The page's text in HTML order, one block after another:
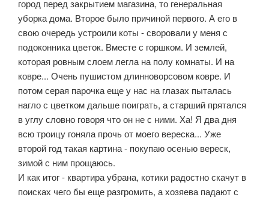
город перед закрытием магазина, то генеральная
уборка дома. Второе было причиной первого. А его в
свою очередь устроили коты - своровали у меня с
подоконника цветок. Вместе с горшком. И землей,
которая ровным слоем легла на полу комнаты. И на
ковре... Очень пушистом длинноворсовом ковре. И
потом серая парочка еще у нас на глазах пыталась
нагло с цветком дальше поиграть, а старший прятался
в углу словно говоря что он не с ними. Ха! Я два дня
всю троицу гоняла прочь от моего вереска... Уже
второй год такая картина - покупаю осенью вереск,
зимой с ним прощаюсь.
И как итог - квартира убрана, котики радостно скачут в
поисках чего бы еще разгромить, а хозяева падают с